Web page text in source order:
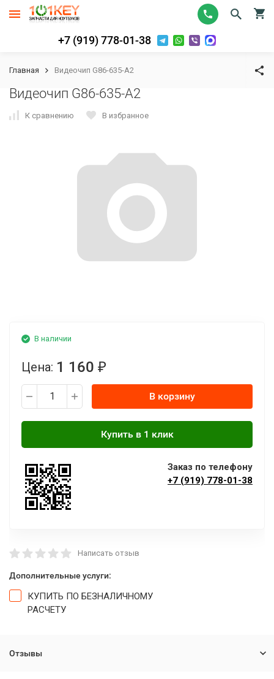
+7 (919) 778-01-38
Главная Видеочип G86-635-A2
Видеочип G86-635-A2
К сравнению В избранное
В наличии
Цена: 1 160 ₽
В корзину
Заказ по телефону
+7 (919) 778-01-38
Написать отзыв
Дополнительные услуги:
КУПИТЬ ПО БЕЗНАЛИЧНОМУ
РАСЧЕТУ
Отзывы